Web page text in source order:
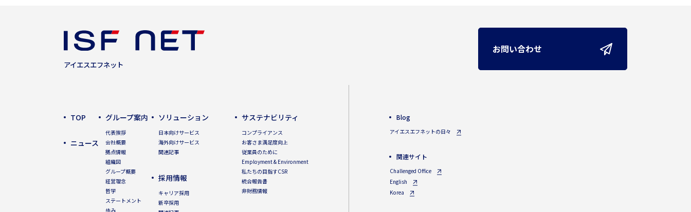
アイエスエフネット
お問い合わせ
TOP
ニュース
グループ案内
代表挨拶
会社概要
拠点情報
組織図
グループ概要
経営理念
哲学
ステートメント
歩み
ソリューション
日本向けサービス
海外向けサービス
関連記事
採用情報
キャリア採用
新卒採用
サステナビリティ
コンプライアンス
お客さま満足度向上
従業員のために
Employment & Environment
私たちの目指すCSR
統合報告書
非財務情報
Blog
アイエスエフネットの日々
関連サイト
Challenged Office
English
Korea